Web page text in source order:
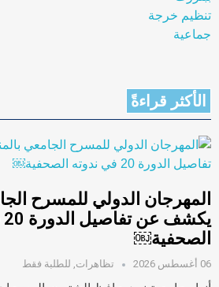
الأكثر قراءةً
المهرجان الدولي للمسرح
الصحفية￼
06 أغسطس 2026 تظاهرات, للطلبة فقط